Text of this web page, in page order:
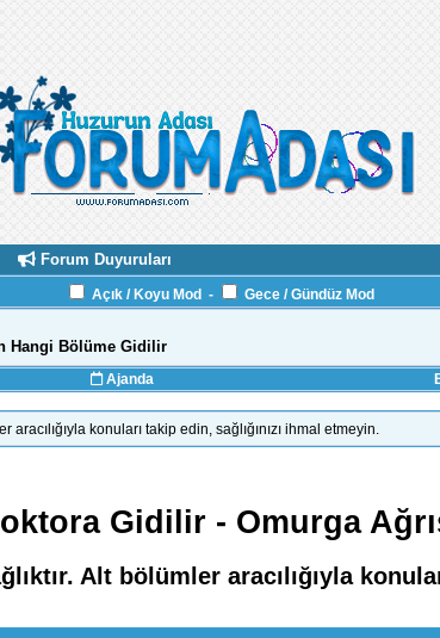
Forum Duyuruları
Açık / Koyu Mod - Gece / Gündüz Mod
Hangi Bölüme Gidilir
Ajanda
konuları takip edin, sağlığınızı ihmal etmeyin.
Gidilir - Omurga
Alt bölümler aracılığıyla